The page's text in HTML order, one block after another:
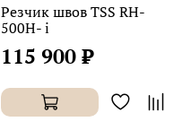
Резчик швов TSS RH-
500H- i
115 900 ₽